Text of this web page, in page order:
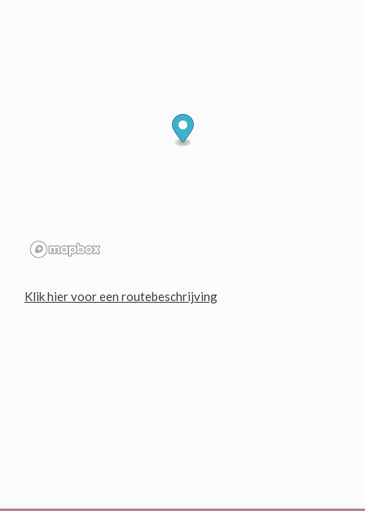
Klik hier voor een routebeschrijving